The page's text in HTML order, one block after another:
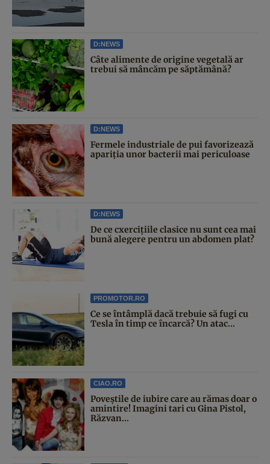
D:NEWS
Câte alimente de origine vegetală ar
trebui să mâncăm pe săptămână?
D:NEWS
Fermele industriale de pui favorizează
apariția unor bacterii mai periculoase
D:NEWS
De ce cxercițiile clasice nu sunt cea mai
bună alegere pentru un abdomen plat?
PROMOTOR.RO
Ce se întâmplă dacă trebuie să fugi cu
Tesla în timp ce încarcă? Un atac...
CIAO.RO
Poveştile de iubire care au rămas doar o
amintire! Imagini tari cu Gina Pistol,
Răzvan...